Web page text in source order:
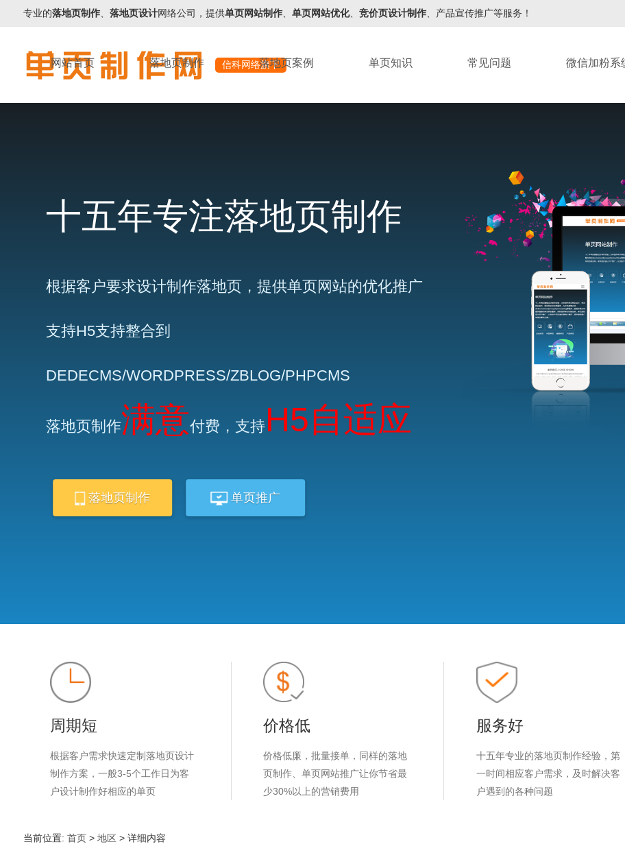
专业的落地页制作、 落地页设计网络公司，提供单页网站制作、 单页网站优化、 竞价页设计制作、产品宣传推广等服务！
信科网络旗下
网站首页 落地页制作 落地页案例 单页知识 常见问题 微信加粉系
十五年专注落地页制作
根据客户要求设计制作落地页，提供单页网站的优化推广
支持H5支持整合到
DEDECMS/WORDPRESS/ZBLOG/PHPCMS
落地页制作满意付费，支持H5自适应
落地页制作 单页推广
周期短
根据客户需求快速定制落地页设计
制作方案，一般3-5个工作日为客
户设计制作好相应的单页
价格低
价格低廉，批量接单，同样的落地
页制作、单页网站推广让你节省最
少30%以上的营销费用
服务好
十五年专业的落地页制作经验，第
一时间相应客户需求，及时解决客
户遇到的各种问题
当前位置: 首页> 地区> 详细内容